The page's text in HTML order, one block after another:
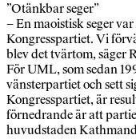
”Otänkbar seger”
– En maoistisk seger
Kongresspartiet. Vi
blev det tvärtom, säger
För UML, som sedan
vänsterpartiet och sett
Kongresspartiet, är
förnedrande är att
huvudstaden